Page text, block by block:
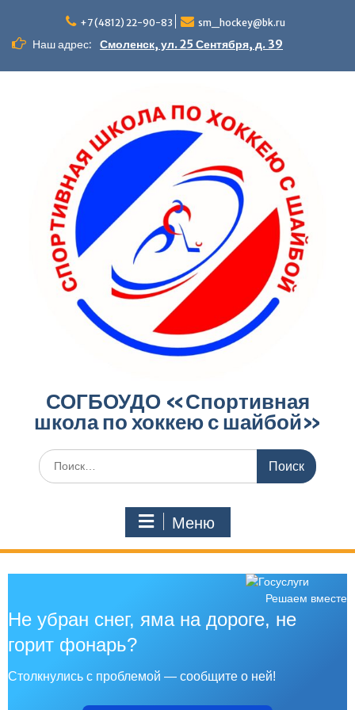
+7 (4812) 22-90-83 sm_hockey@bk.ru
Наш адрес: Смоленск, ул. 25 Сентября, д. 39
СОГБОУДО «‎Спортивная
школа по хоккею с шайбой»‎
Меню
Решаем вместе
Не убран снег, яма на дороге, не
горит фонарь?
Столкнулись с проблемой — сообщите о ней!